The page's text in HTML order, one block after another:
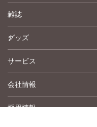
少女コミック
女性コミック
ペットコミック
青年コミック
英語版コミック
雑誌
グッズ
サービス
詳細検索
履歴
会社情報
トップメッセージ
採用情報